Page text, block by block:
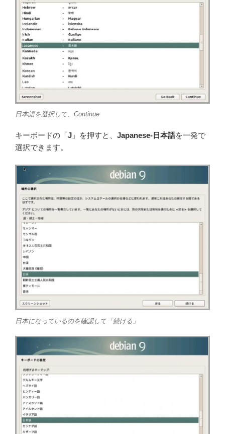
日本語を選択して、Continue
キーボードの「J 」を押すと、 Japanese-日本語を一発で
選択できます。
日本になっているのを確認して「続ける」